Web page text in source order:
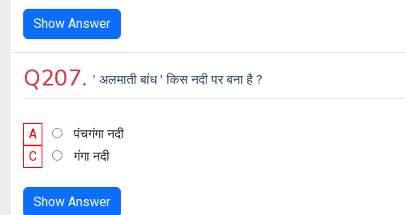
Show Answer
Q207. ' अलमाती बांध ' किस नदी पर बना है ?
A पंचगंगा नदी
C
गंगा नदी
Show Answer